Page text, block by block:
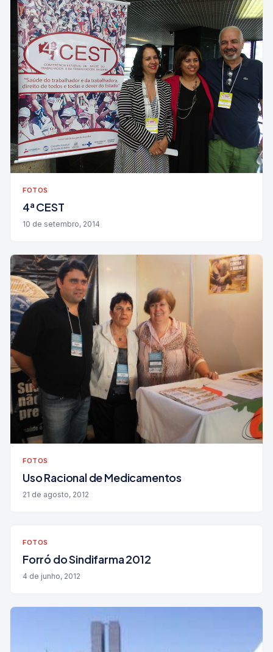
FOTOS
4ª CEST
10 de setembro, 2014
FOTOS
Uso Racional de Medicamentos
21 de agosto, 2012
FOTOS
Forró do Sindifarma 2012
4 de junho, 2012